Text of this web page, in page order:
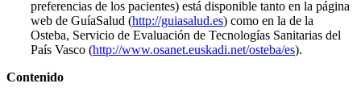
preferencias de los pacientes) está disponible tanto en la página
web de GuíaSalud (http://guiasalud.es) como en la de la
Osteba, Servicio de Evaluación de Tecnologías Sanitarias del
País Vasco (http://www.osanet.euskadi.net/osteba/es).
Contenido